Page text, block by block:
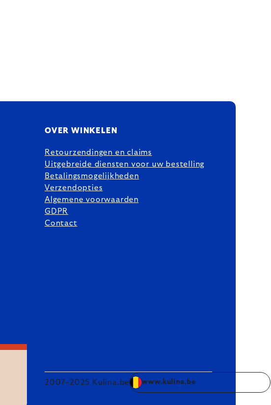
OVER WINKELEN
Retourzendingen en claims
Uitgebreide diensten voor uw bestelling
Betalingsmogelijkheden
Verzendopties
Algemene voorwaarden
GDPR
Contact
2007–2025 Kulina.be www.kulina.be